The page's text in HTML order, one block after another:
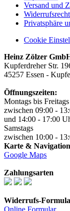
Versand und
Privatsphäre
Cookie
Heinz Zölzer
Kupferdreher Str.
45257 Essen -
Öffnungszeiten:
Montags bis Freitags
zwischen 09:00 -
und 14:00 - 17:00
Samstags
zwischen 10:00 -
Karte & Navigation
Google Maps
Zahlungsarten
Widerrufs-
Online Formular